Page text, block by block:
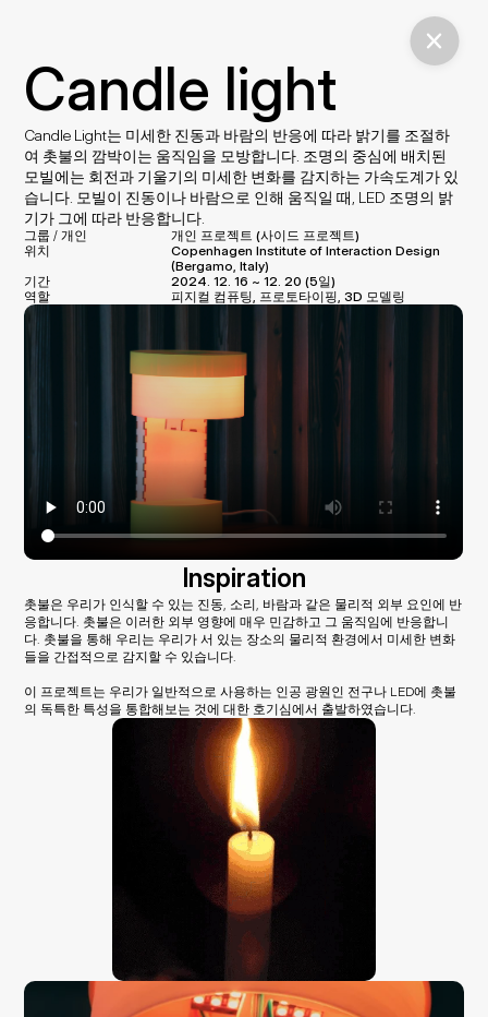
Candle light
Candle Light는 미세한 진동과 바람의 반응에 따라 밝기를 조절하
여 촛불의 깜박이는 움직임을 모방합니다. 조명의 중심에 배치된
모빌에는 회전과 기울기의 미세한 변화를 감지하는 가속도계가 있
습니다. 모빌이 진동이나 바람으로 인해 움직일 때, LED 조명의 밝
기가 그에 따라 반응합니다.
그룹 / 개인
개인 프로젝트 (사이드 프로젝트)
위치
Copenhagen Institute of Interaction Design
(Bergamo, Italy)
기간
2024. 12. 16 ~ 12. 20 (5일)
역할
피지컬 컴퓨팅, 프로토타이핑, 3D 모델링
Inspiration
촛불은 우리가 인식할 수 있는 진동, 소리, 바람과 같은 물리적 외부 요인에 반
응합니다. 촛불은 이러한 외부 영향에 매우 민감하고 그 움직임에 반응합니
다. 촛불을 통해 우리는 우리가 서 있는 장소의 물리적 환경에서 미세한 변화
들을 간접적으로 감지할 수 있습니다.
이 프로젝트는 우리가 일반적으로 사용하는 인공 광원인 전구나 LED에 촛불
의 독특한 특성을 통합해보는 것에 대한 호기심에서 출발하였습니다.